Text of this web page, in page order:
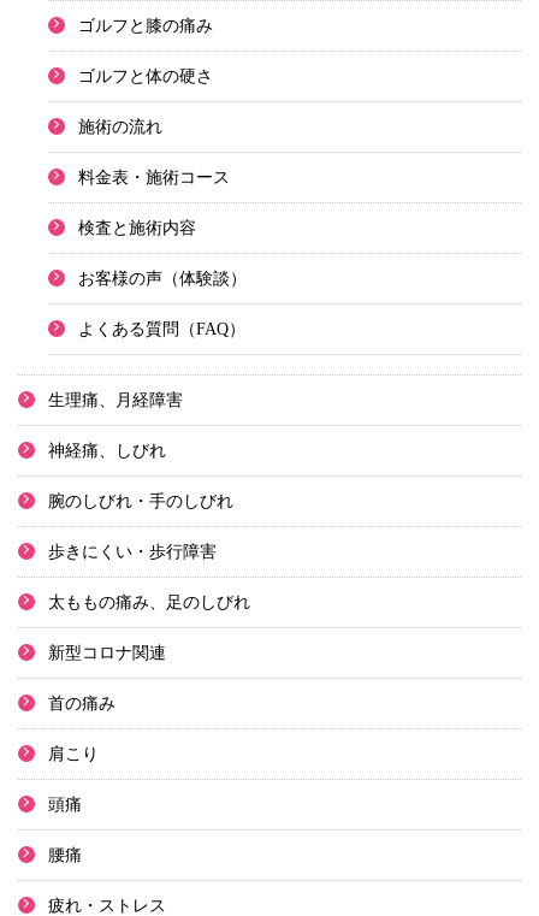
ゴルフと膝の痛み
ゴルフと体の硬さ
施術の流れ
料金表・施術コース
検査と施術内容
お客様の声（体験談）
よくある質問（FAQ）
生理痛、月経障害
神経痛、しびれ
腕のしびれ・手のしびれ
歩きにくい・歩行障害
太ももの痛み、足のしびれ
新型コロナ関連
首の痛み
肩こり
頭痛
腰痛
疲れ・ストレス